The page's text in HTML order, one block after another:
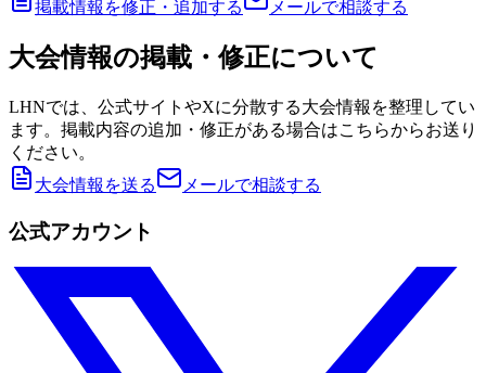
掲載情報を修正・追加する
メールで相談する
大会情報の掲載・修正について
LHNでは、公式サイトやXに分散する大会情報を整理してい
ます。掲載内容の追加・修正がある場合はこちらからお送り
ください。
大会情報を送る
メールで相談する
公式アカウント